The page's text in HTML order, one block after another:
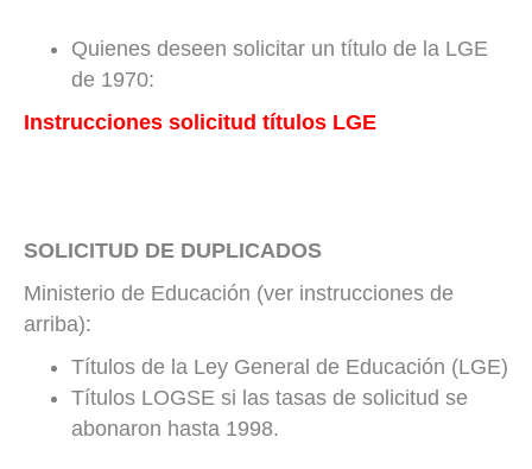
Quienes deseen solicitar un título de la LGE
de 1970:
Instrucciones solicitud títulos LGE
SOLICITUD DE DUPLICADOS
Ministerio de Educación (ver instrucciones de
arriba):
Títulos de la Ley General de Educación (LGE)
Títulos LOGSE si las tasas de solicitud se
abonaron hasta 1998.